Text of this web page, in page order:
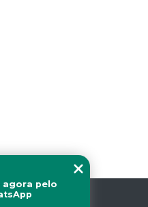
agora pelo